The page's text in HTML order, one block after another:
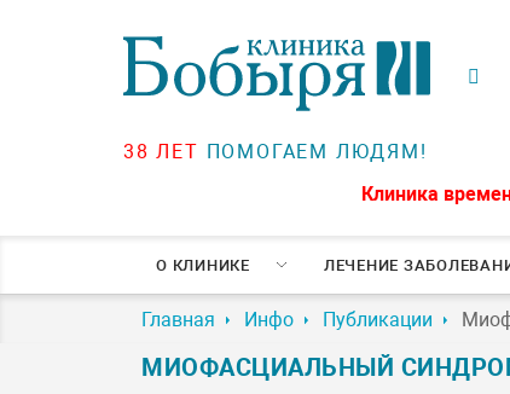
38 ЛЕТ ПОМОГАЕМ ЛЮДЯМ!
Клиника
О КЛИНИКЕ ЛЕЧЕНИЕ
Главная Инфо Публикации
МИОФАСЦИАЛЬНЫЙ